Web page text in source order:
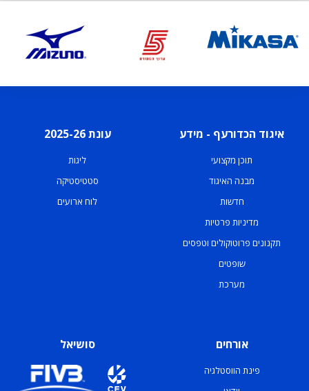
איגוד הכדורעף - מידע
תוכן מקצועי
מבנה האיגוד
חדשות
מדיניות פרטיות
תקנונים פרוטוקולים וטפסים
שופטים
מערכת
עונת 2025-26
ליגות
סטטיסטיקה
לוח ארועים
אורחים
פינת הווסטלגיה
סושיאל